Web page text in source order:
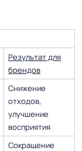
Результат для
брендов
Снижение
отходов,
улучшение
восприятия
Сокращение